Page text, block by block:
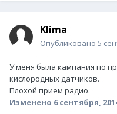
Klima
Опубликовано 5
У меня была кампания по
кислородных датчиков.
Плохой прием радио.
Изменено 6 сентября,